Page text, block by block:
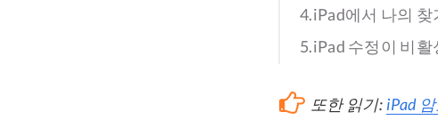
4.iPad에서 나의
5.iPad 수정이 비
또한 읽기: iPad